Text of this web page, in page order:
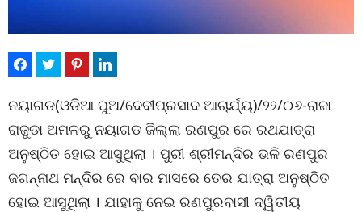
ନୟାଗଡ(ଓଡିଆ ପୁଅ/ଦେବୀପ୍ରସାଦ ଆଚାର୍ଯ୍ୟ)/୨୨/୦୬-ରାଜା
ରାଜୁଡା ଅମଳରୁ ନୟାଗଡ ଜିଲ୍ଲା ରଣପୁର ରେ ରଥଯାତ୍ରା
ଅନୁଷ୍ଠିତ ହୋଇ ଆସୁଥିଲା । ପୁରୀ ଶ୍ରୀମନ୍ଦିର ଭଳି ରଣପୁର
ଜଗନ୍ନାଥ ମନ୍ଦିର ରେ ବାର ମାସରେ ତେର ଯାତ୍ରା ଅନୁଷ୍ଠିତ
ହୋଇ ଆସୁଥିଲା । ଯାହାକୁ ନେଇ ରଣପୁରବାସୀ ଦ୍ୱିତୀୟ